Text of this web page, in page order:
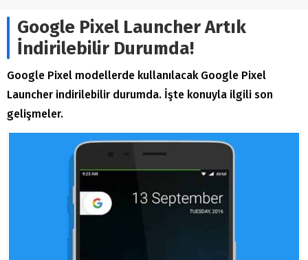
Google Pixel Launcher Artık
İndirilebilir Durumda!
Google Pixel modellerde kullanılacak Google Pixel
Launcher indirilebilir durumda. İşte konuyla ilgili son
gelişmeler.